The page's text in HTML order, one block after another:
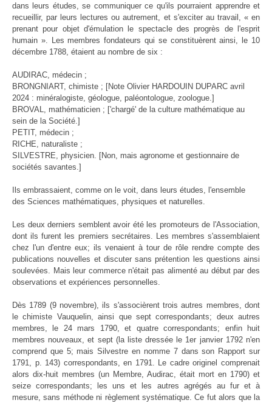
dans leurs études, se communiquer ce qu'ils pourraient apprendre et
recueillir, par leurs lectures ou autrement, et s'exciter au travail, « en
prenant pour objet d'émulation le spectacle des progrès de l'esprit
humain ». Les membres fondateurs qui se constituèrent ainsi, le 10
décembre 1788, étaient au nombre de six :
AUDIRAC, médecin ;
BRONGNIART, chimiste ; [Note Olivier HARDOUIN DUPARC avril
2024 : minéralogiste, géologue, paléontologue, zoologue.]
BROVAL, mathématicien ; ['chargé' de la culture mathématique au
sein de la Société.]
PETIT, médecin ;
RICHE, naturaliste ;
SILVESTRE, physicien. [Non, mais agronome et gestionnaire de
sociétés savantes.]
Ils embrassaient, comme on le voit, dans leurs études, l'ensemble
des Sciences mathématiques, physiques et naturelles.
Les deux derniers semblent avoir été les promoteurs de l'Association,
dont ils furent les premiers secrétaires. Les membres s'assemblaient
chez l'un d'entre eux; ils venaient à tour de rôle rendre compte des
publications nouvelles et discuter sans prétention les questions ainsi
soulevées. Mais leur commerce n'était pas alimenté au début par des
observations et expériences personnelles.
Dès 1789 (9 novembre), ils s'associèrent trois autres membres, dont
le chimiste Vauquelin, ainsi que sept correspondants; deux autres
membres, le 24 mars 1790, et quatre correspondants; enfin huit
membres nouveaux, et sept (la liste dressée le 1er janvier 1792 n'en
comprend que 5; mais Silvestre en nomme 7 dans son Rapport sur
1791, p. 143) correspondants, en 1791. Le cadre originel comprenait
alors dix-huit membres (un Membre, Audirac, était mort en 1790) et
seize correspondants; les uns et les autres agrégés au fur et à
mesure, sans méthode ni règlement systématique. Ce fut alors que la